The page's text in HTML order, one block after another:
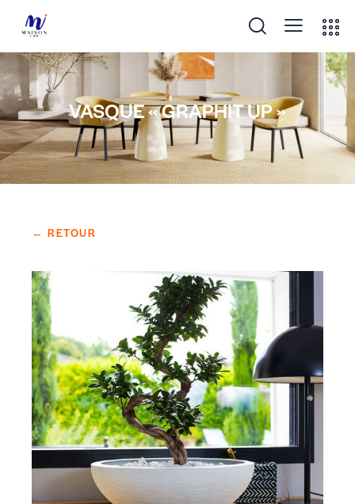
VASQUE « GRAPHIT UP »
← RETOUR